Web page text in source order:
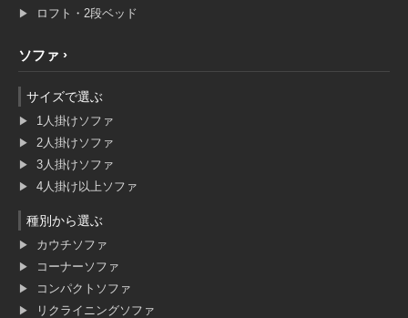
ロフト・2段ベッド
ソファ
サイズで選ぶ
1人掛けソファ
2人掛けソファ
3人掛けソファ
4人掛け以上ソファ
種別から選ぶ
カウチソファ
コーナーソファ
コンパクトソファ
リクライニングソファ